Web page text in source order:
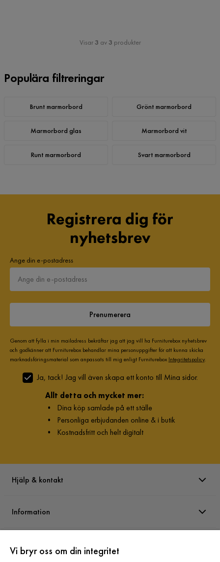
Visar3 av3 produkter
Populära filtreringar
Brunt marmorbord Grönt marmorbord
Marmorbord glas Marmorbord vit
Runt marmorbord Svart marmorbord
Registrera dig för
nyhetsbrev
Ange din e-postadress
Prenumerera
Genom att fylla i min mailadress bekräftar jag att jag vill ha Furniturebox nyhetsbrev
och godkänner att Furniturebox behandlar mina personuppgifter för att kunna skicka
marknadsföringsmaterial som anpassats till mig enligt Furniturebox Integritetspolicy.
Ja, tack! Jag vill även skapa ett konto till Mina sidor.
Allt detta och mycket mer:
• Dina köp samlade på ett ställe
• Personliga erbjudanden online & i butik
• Kostnadsfritt och helt digitalt
Hjälp & kontakt
Information
Vi bryr oss om din integritet